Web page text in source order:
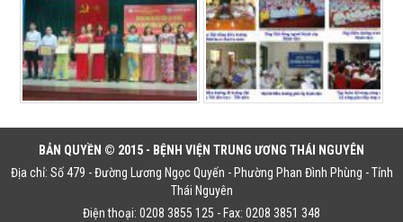
BẢN QUYỀN © 2015 - BỆNH VIỆN TRUNG ƯƠNG THÁI NGUYÊN
Địa chỉ: Số 479 - Đường Lương Ngọc Quyến - Phường Phan Đình Phùng - Tỉnh
Thái Nguyên
Điện thoại: 0208 3855 125 - Fax: 0208 3851 348